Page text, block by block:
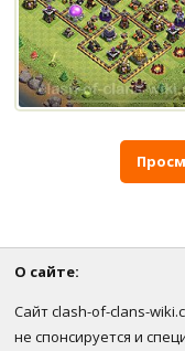
О сайте:
Сайт clash-of-clans-
не спонсируется и